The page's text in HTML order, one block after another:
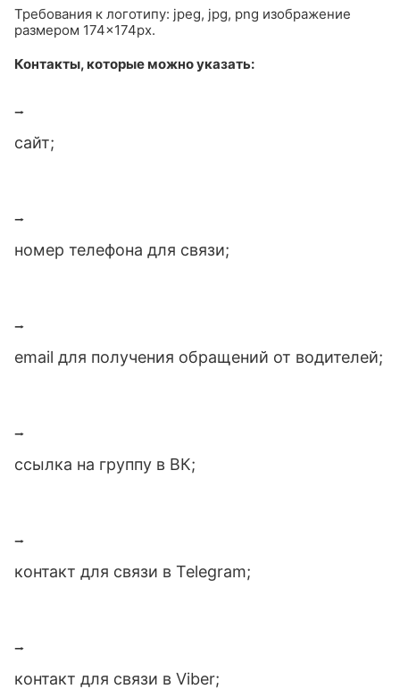
Требования к логотипу: jpeg, jpg, png изображение
размером 174×174рх.
Контакты, которые можно указать:
⭢
сайт;
⭢
номер телефона для связи;
⭢
email для получения обращений от водителей;
⭢
ссылка на группу в ВК;
⭢
контакт для связи в Telegram;
⭢
контакт для связи в Viber;